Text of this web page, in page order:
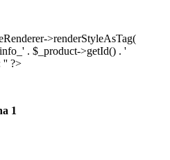
>renderStyleAsTag(
. $_product->getId() . '
'' ?>
1